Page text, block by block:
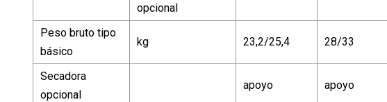
opcional
Peso bruto tipo
básico
kg 23,2/25,4 28/33
Secadora
opcional
apoyo apoyo